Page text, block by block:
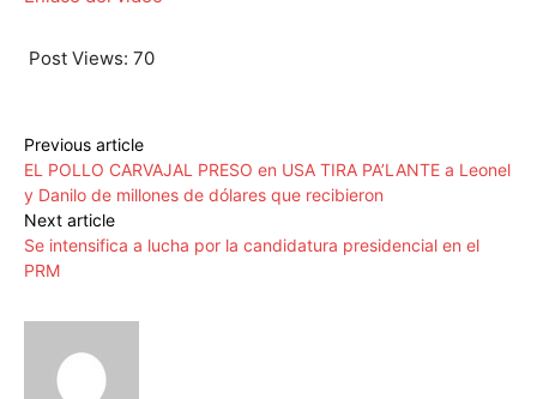
Post Views: 70
Previous article
EL POLLO CARVAJAL PRESO en USA TIRA PA’LANTE a Leonel
y Danilo de millones de dólares que recibieron
Next article
Se intensifica a lucha por la candidatura presidencial en el
PRM